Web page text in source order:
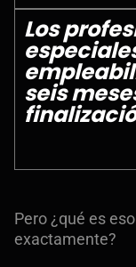
Los
seis
Pero ¿qué es
exactamente?